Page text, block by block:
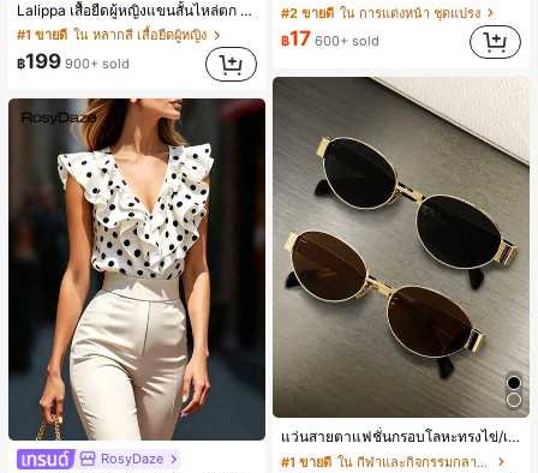
Lalippa เสื้อยืดผู้หญิงแขนสั้นไหล่ตก คอวีปกเสื้อ ลายพิมพ์ดิจิทัลลายทาง สไตล์สปอร์ตแฟชั่นมินิมอล ของขวัญสำหรับเพื่อน
#1 ขายดี ใน หลากสี เสื้อยืดผู้หญิง
฿199 900+ sold
RosyDaze
#2 ขายดี ใน การแต่งหน้า ชุดแปรง
฿17 600+ sold
แว่นสายตาแฟชั่นกรอบโลหะทรงไข่/เหลี่ยมสำหรับผู้หญิง (กรอบครึ่ง), เหมาะสำหรับใส่ในชีวิตประจำวันและกิจกรรมกลางแจ้ง
#1 ขายดี
ใน กีฬาและกิจกรรมกลางแจ้ง